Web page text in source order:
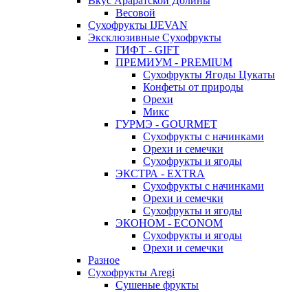
Весовой
Сухофрукты IJEVAN
Эксклюзивные Сухофрукты
ГИФТ - GIFT
ПРЕМИУМ - PREMIUM
Сухофрукты Ягоды Цукаты
Конфеты от природы
Орехи
Микс
ГУРМЭ - GOURMET
Сухофрукты с начинками
Орехи и семечки
Сухофрукты и ягоды
ЭКСТРА - EXTRA
Сухофрукты с начинками
Орехи и семечки
Сухофрукты и ягоды
ЭКОНОМ - ECONOM
Сухофрукты и ягоды
Орехи и семечки
Разное
Сухофрукты Aregi
Сушеные фрукты